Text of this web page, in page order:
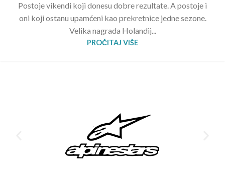
Postoje vikendi koji donesu dobre rezultate. A postoje i
oni koji ostanu upamćeni kao prekretnice jedne sezone.
Velika nagrada Holandij...
PROČITAJ VIŠE